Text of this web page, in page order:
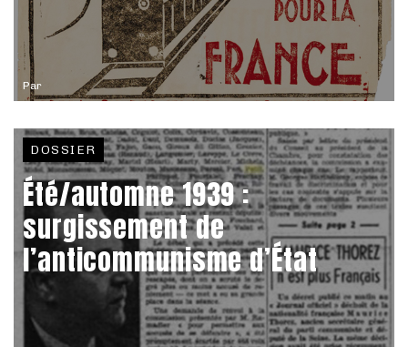
Par
DOSSIER
Été/automne 1939 :
surgissement de
l’anticommunisme d’État